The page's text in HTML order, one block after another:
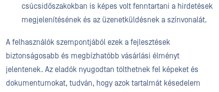
csúcsidőszakokban is képes volt fenntartani a hirdetések
megjelenítésének és az üzenetküldésnek a színvonalát.
A felhasználók szempontjából ezek a fejlesztések
biztonságosabb és megbízhatóbb vásárlási élményt
jelentenek. Az eladók nyugodtan tölthetnek fel képeket és
dokumentumokat, tudván, hogy azok tartalmát késedelem